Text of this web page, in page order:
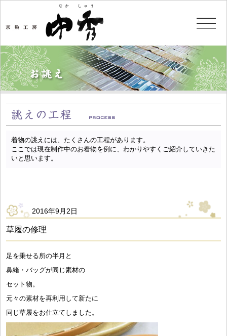
着物の誂えには、たくさんの工程があります。
ここでは現在制作中のお着物を例に、わかりやすくご紹介していきた
いと思います。
2016年9月2日
草履の修理
足を乗せる所の半月と
鼻緒・バッグが同じ素材の
セット物。
元々の素材を再利用して新たに
同じ草履をお仕立てしました。